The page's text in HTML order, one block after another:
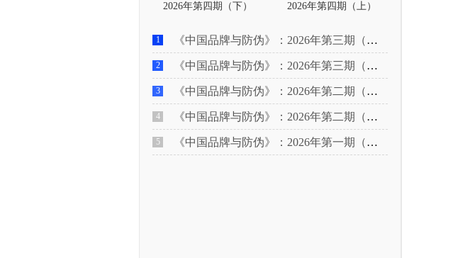
2026年第四期（下） 2026年第四期（上）
1 《中国品牌与防伪》：2026年第三期（下）
2 《中国品牌与防伪》：2026年第三期（上）
3 《中国品牌与防伪》：2026年第二期（下）
4 《中国品牌与防伪》：2026年第二期（上）
5 《中国品牌与防伪》：2026年第一期（下）